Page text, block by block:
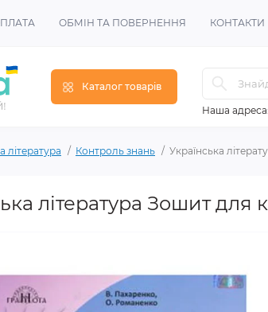
ОБМІН ТА ПОВЕРНЕННЯ КОНТАКТИ
Каталог товарів
Наша адреса:
література Контроль знань Українська
література Зошит для